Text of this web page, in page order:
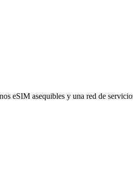
eSIM asequibles y una red de